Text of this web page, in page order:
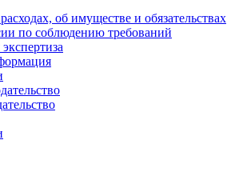
об имуществе и обязательствах
по соблюдению требований